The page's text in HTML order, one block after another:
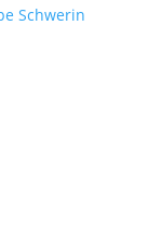
Schwerin